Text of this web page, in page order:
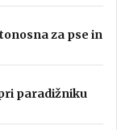
za pse in
paradižniku